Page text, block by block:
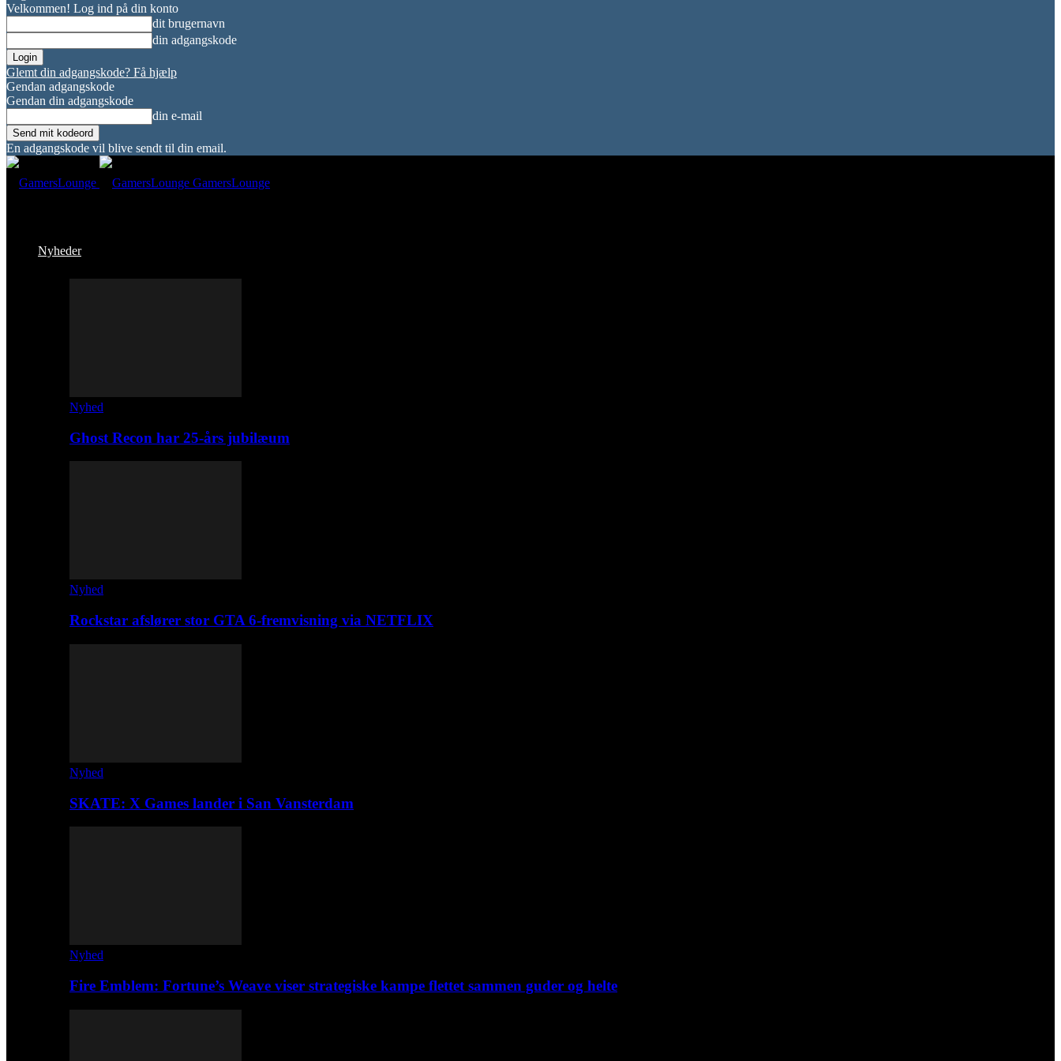
Velkommen! Log ind på din konto
dit brugernavn
din adgangskode
Glemt din adgangskode? Få hjælp
Gendan adgangskode
Gendan din adgangskode
din e-mail
En adgangskode vil blive sendt til din email.
GamersLounge
Nyheder
Nyhed
Ghost Recon har 25-års jubilæum
Nyhed
Rockstar afslører stor GTA 6-fremvisning via NETFLIX
Nyhed
SKATE: X Games lander i San Vansterdam
Nyhed
Fire Emblem: Fortune’s Weave viser strategiske kampe flettet sammen guder og helte